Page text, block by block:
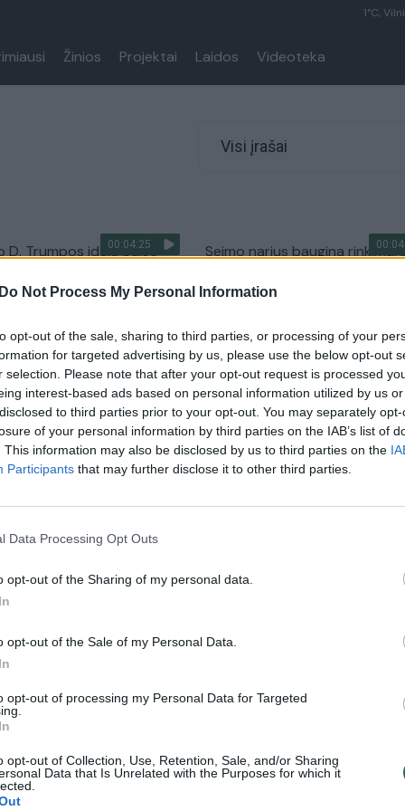
Do Not Process My Personal Information
opt-out of the sale, sharing to third parties, or processing of your
for targeted advertising by us, please use the below opt-out
selection. Please note that after your opt-out request is processed
interest-based ads based on personal information utilized by us
to third parties prior to your opt-out. You may separately
of your personal information by third parties on the IAB’s list of
This information may also be disclosed by us to third parties on the
Participants that may further disclose it to other third parties.
Data Processing Opt Outs
opt-out of the Sharing of my personal data.
opt-out of the Sale of my Personal Data.
opt-out of processing my Personal Data for Targeted
opt-out of Collection, Use, Retention, Sale, and/or Sharing
Data that Is Unrelated with the Purposes for which it
1°C,
Žinios Projektai Laidos Videoteka
Visi įrašai
00:04:25
D. Trumpos idėja balso
Seimo narius baugina rinkimai
patirtys rodo didesnį rinkėjų
Žinios Lietuvos diena
balsavusi I. Šimonytė
kito etapo nemalonius
Speciali transliacija Prezidento
rinkimams aptartiTiesiogiai!
Laidos Verta pažiūrėti
trina rankomis –
Verslas